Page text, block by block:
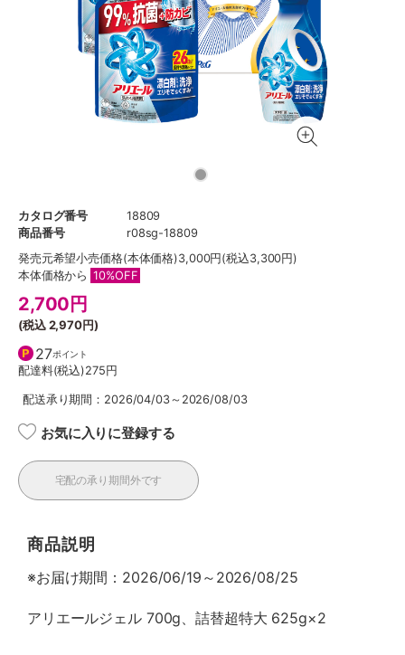
カタログ番号
18809
商品番号
r08sg-18809
発売元希望小売価格(本体価格)3,000円(税込3,300円)
本体価格から 10%OFF
2,700 円
(税込2,970円)
27ポイント
配達料(税込)275円
配送承り期間：2026/04/03～2026/08/03
お気に入りに登録する
宅配の承り期間外です
商品説明
※お届け期間：2026/06/19～2026/08/25
アリエールジェル 700g、詰替超特大 625g×2